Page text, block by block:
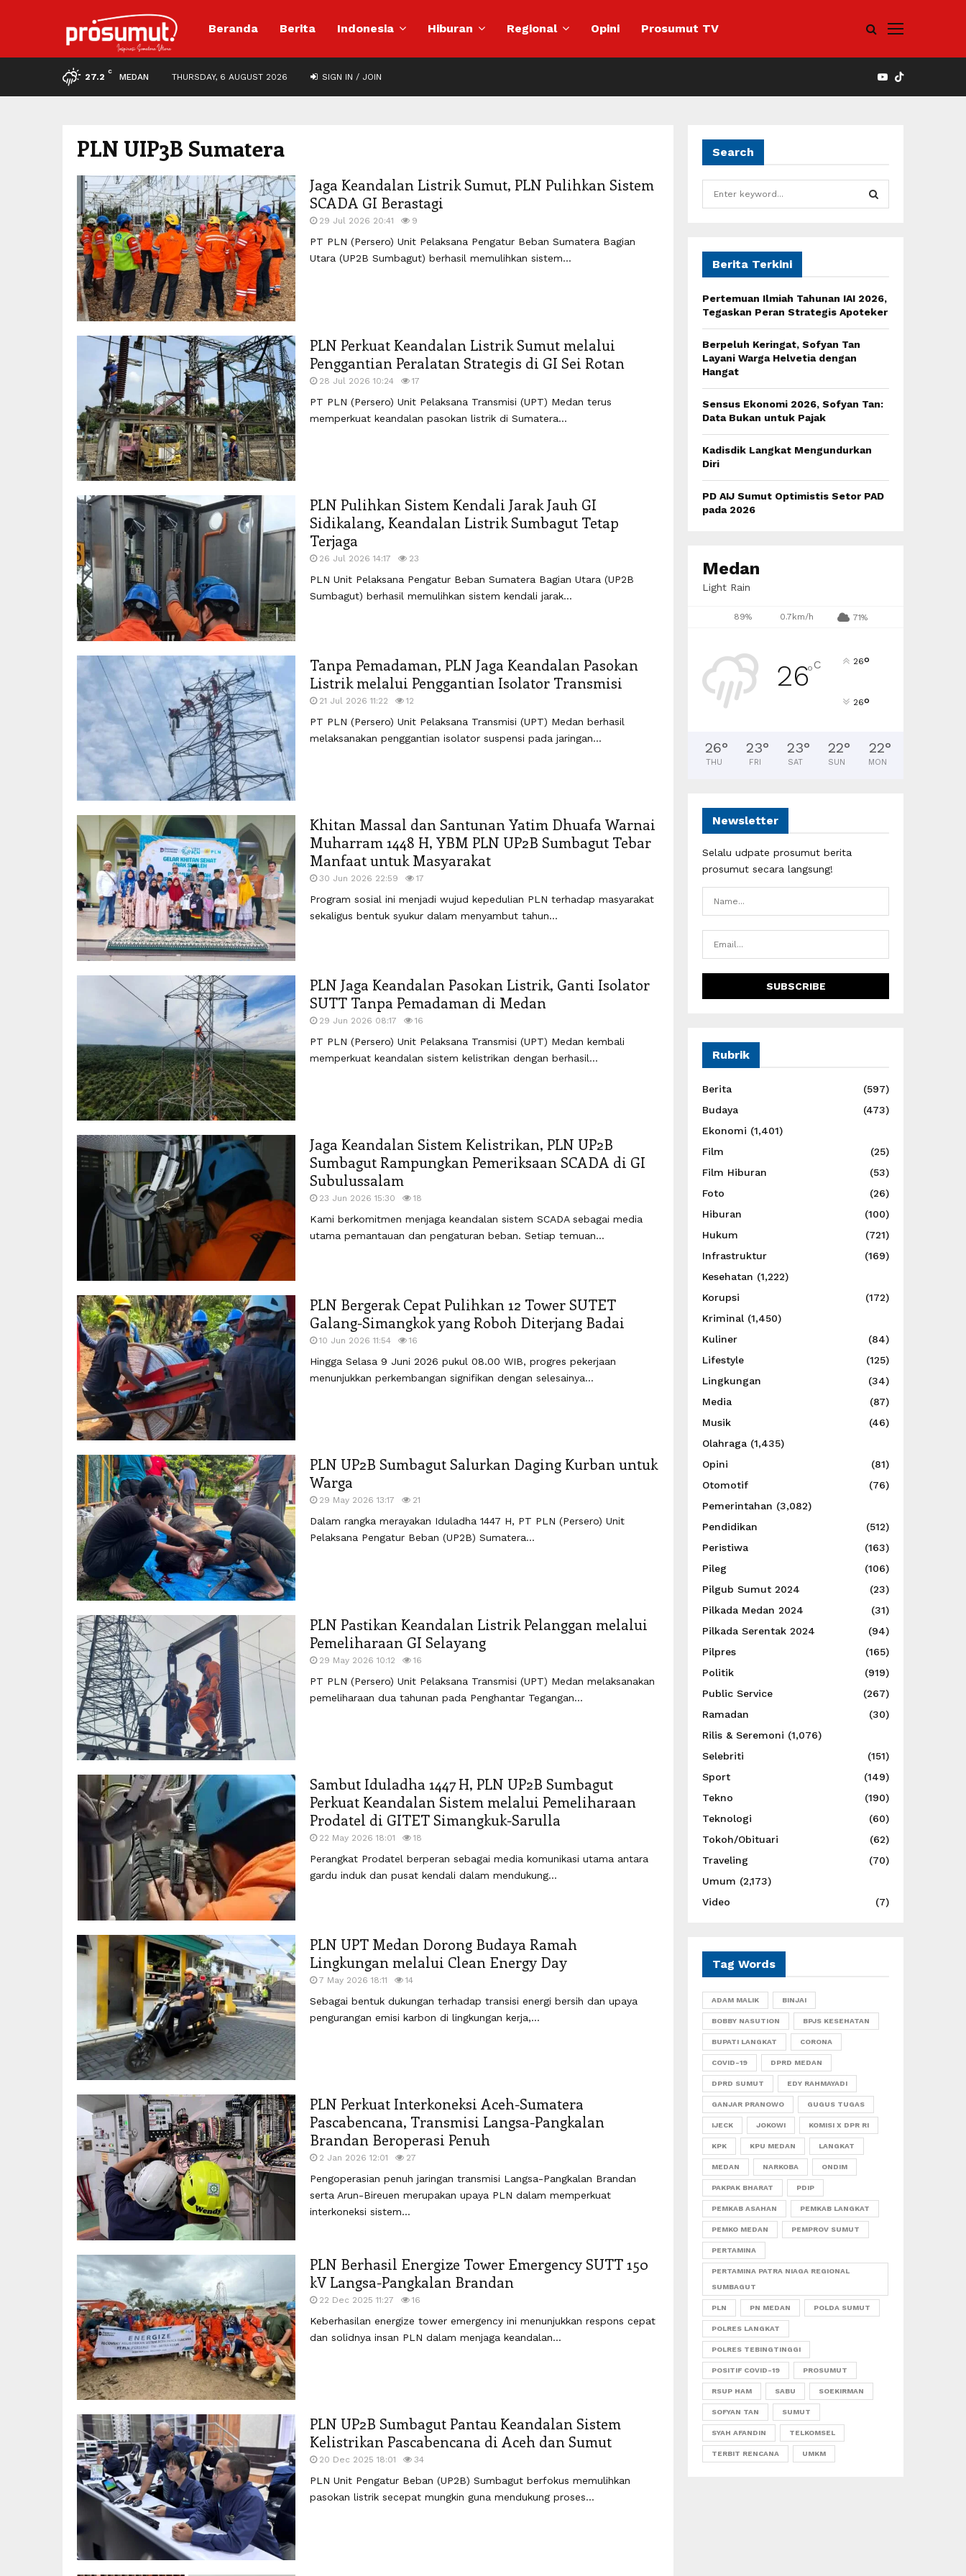
Beranda Berita Indonesia Hiburan Regional Opini Prosumut TV
27.2
C
MEDAN THURSDAY, 6 AUGUST 2026 SIGN IN / JOIN YOUTUBE
PLN UIP3B Sumatera
Jaga Keandalan Listrik Sumut, PLN Pulihkan Sistem
SCADA GI Berastagi
29 Jul 2026 20:41 9
PT PLN (Persero) Unit Pelaksana Pengatur Beban Sumatera Bagian
Utara (UP2B Sumbagut) berhasil memulihkan sistem...
PLN Perkuat Keandalan Listrik Sumut melalui
Penggantian Peralatan Strategis di GI Sei Rotan
28 Jul 2026 10:24 17
PT PLN (Persero) Unit Pelaksana Transmisi (UPT) Medan terus
memperkuat keandalan pasokan listrik di Sumatera...
PLN Pulihkan Sistem Kendali Jarak Jauh GI
Sidikalang, Keandalan Listrik Sumbagut Tetap
Terjaga
26 Jul 2026 14:17 23
PLN Unit Pelaksana Pengatur Beban Sumatera Bagian Utara (UP2B
Sumbagut) berhasil memulihkan sistem kendali jarak...
Tanpa Pemadaman, PLN Jaga Keandalan Pasokan
Listrik melalui Penggantian Isolator Transmisi
21 Jul 2026 11:22 12
PT PLN (Persero) Unit Pelaksana Transmisi (UPT) Medan berhasil
melaksanakan penggantian isolator suspensi pada jaringan...
Khitan Massal dan Santunan Yatim Dhuafa Warnai
Muharram 1448 H, YBM PLN UP2B Sumbagut Tebar
Manfaat untuk Masyarakat
30 Jun 2026 22:59 17
Program sosial ini menjadi wujud kepedulian PLN terhadap masyarakat
sekaligus bentuk syukur dalam menyambut tahun...
PLN Jaga Keandalan Pasokan Listrik, Ganti Isolator
SUTT Tanpa Pemadaman di Medan
29 Jun 2026 08:17 16
PT PLN (Persero) Unit Pelaksana Transmisi (UPT) Medan kembali
memperkuat keandalan sistem kelistrikan dengan berhasil...
Jaga Keandalan Sistem Kelistrikan, PLN UP2B
Sumbagut Rampungkan Pemeriksaan SCADA di GI
Subulussalam
23 Jun 2026 15:30 18
Kami berkomitmen menjaga keandalan sistem SCADA sebagai media
utama pemantauan dan pengaturan beban. Setiap temuan...
PLN Bergerak Cepat Pulihkan 12 Tower SUTET
Galang-Simangkok yang Roboh Diterjang Badai
10 Jun 2026 11:54 16
Hingga Selasa 9 Juni 2026 pukul 08.00 WIB, progres pekerjaan
menunjukkan perkembangan signifikan dengan selesainya...
PLN UP2B Sumbagut Salurkan Daging Kurban untuk
Warga
29 May 2026 13:17 21
Dalam rangka merayakan Iduladha 1447 H, PT PLN (Persero) Unit
Pelaksana Pengatur Beban (UP2B) Sumatera...
PLN Pastikan Keandalan Listrik Pelanggan melalui
Pemeliharaan GI Selayang
29 May 2026 10:12 16
PT PLN (Persero) Unit Pelaksana Transmisi (UPT) Medan melaksanakan
pemeliharaan dua tahunan pada Penghantar Tegangan...
Sambut Iduladha 1447 H, PLN UP2B Sumbagut
Perkuat Keandalan Sistem melalui Pemeliharaan
Prodatel di GITET Simangkuk-Sarulla
22 May 2026 18:01 18
Perangkat Prodatel berperan sebagai media komunikasi utama antara
gardu induk dan pusat kendali dalam mendukung...
PLN UPT Medan Dorong Budaya Ramah
Lingkungan melalui Clean Energy Day
7 May 2026 18:11 14
Sebagai bentuk dukungan terhadap transisi energi bersih dan upaya
pengurangan emisi karbon di lingkungan kerja,...
PLN Perkuat Interkoneksi Aceh-Sumatera
Pascabencana, Transmisi Langsa-Pangkalan
Brandan Beroperasi Penuh
2 Jan 2026 12:01 27
Pengoperasian penuh jaringan transmisi Langsa-Pangkalan Brandan
serta Arun-Bireuen merupakan upaya PLN dalam memperkuat
interkoneksi sistem...
PLN Berhasil Energize Tower Emergency SUTT 150
kV Langsa-Pangkalan Brandan
22 Dec 2025 11:27 16
Keberhasilan energize tower emergency ini menunjukkan respons cepat
dan solidnya insan PLN dalam menjaga keandalan...
PLN UP2B Sumbagut Pantau Keandalan Sistem
Kelistrikan Pascabencana di Aceh dan Sumut
20 Dec 2025 18:01 34
PLN Unit Pengatur Beban (UP2B) Sumbagut berfokus memulihkan
pasokan listrik secepat mungkin guna mendukung proses...
Search
f
r
R
Berita Terkini
Pertemuan Ilmiah Tahunan IAI 2026,
Tegaskan Peran Strategis Apoteker
Berpeluh Keringat, Sofyan Tan
Layani Warga Helvetia dengan
Hangat
Sensus Ekonomi 2026, Sofyan Tan:
Data Bukan untuk Pajak
Kadisdik Langkat Mengundurkan
Diri
PD AIJ Sumut Optimistis Setor PAD
pada 2026
Medan
Light Rain
89% 0.7km/h 71%
26°C 26°
26°
26°
THU
23°
FRI
23°
SAT
22°
SUN
22°
MON
Newsletter
Selalu udpate prosumut berita
prosumut secara langsung!
Rubrik
Berita
(597)
Budaya
(473)
Ekonomi (1,401)
Film
(25)
Film Hiburan
(53)
Foto
(26)
Hiburan
(100)
Hukum
(721)
Infrastruktur
(169)
Kesehatan (1,222)
Korupsi
(172)
Kriminal (1,450)
Kuliner
(84)
Lifestyle
(125)
Lingkungan
(34)
Media
(87)
Musik
(46)
Olahraga (1,435)
Opini
(81)
Otomotif
(76)
Pemerintahan (3,082)
Pendidikan
(512)
Peristiwa
(163)
Pileg
(106)
Pilgub Sumut 2024
(23)
Pilkada Medan 2024
(31)
Pilkada Serentak 2024
(94)
Pilpres
(165)
Politik
(919)
Public Service
(267)
Ramadan
(30)
Rilis & Seremoni (1,076)
Selebriti
(151)
Sport
(149)
Tekno
(190)
Teknologi
(60)
Tokoh/Obituari
(62)
Traveling
(70)
Umum (2,173)
Video
(7)
Tag Words
ADAM MALIK BINJAI
BOBBY NASUTION BPJS KESEHATAN
BUPATI LANGKAT CORONA
COVID-19 DPRD MEDAN
DPRD SUMUT EDY RAHMAYADI
GANJAR PRANOWO GUGUS TUGAS
IJECK JOKOWI KOMISI X DPR RI
KPK KPU MEDAN LANGKAT
MEDAN NARKOBA ONDIM
PAKPAK BHARAT PDIP
PEMKAB ASAHAN PEMKAB LANGKAT
PEMKO MEDAN PEMPROV SUMUT
PERTAMINA
PERTAMINA PATRA NIAGA REGIONAL
SUMBAGUT
PLN PN MEDAN POLDA SUMUT
POLRES LANGKAT
POLRES TEBINGTINGGI
POSITIF COVID-19 PROSUMUT
RSUP HAM SABU SOEKIRMAN
SOFYAN TAN SUMUT
SYAH AFANDIN TELKOMSEL
TERBIT RENCANA UMKM